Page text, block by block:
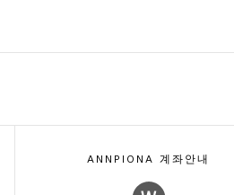
ANNPIONA 계좌안내